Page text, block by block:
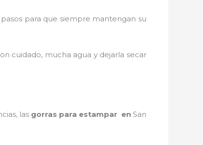
para que siempre mantengan su
cuidado, mucha agua y dejarla secar
las gorras para estampar enSan